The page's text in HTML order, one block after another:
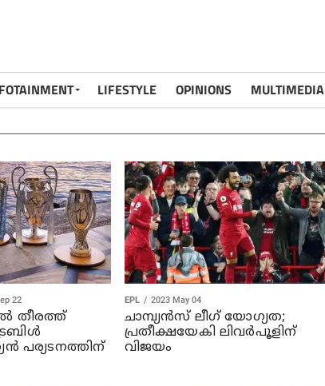
LIFESTYLE OPINIONS MULTIMEDIA
22
തീരത്ത്
പര്യടനത്തിന്
EPL 2023 May 04
ചാമ്പ്യന്‍സ് ലീഗ് യോഗ്യത;
പ്രതീക്ഷയേകി ലിവര്‍പൂളിന്
വിജയം